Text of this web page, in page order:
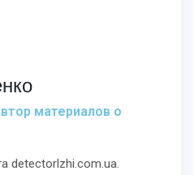
материалов о
detectorlzhi.com.ua.